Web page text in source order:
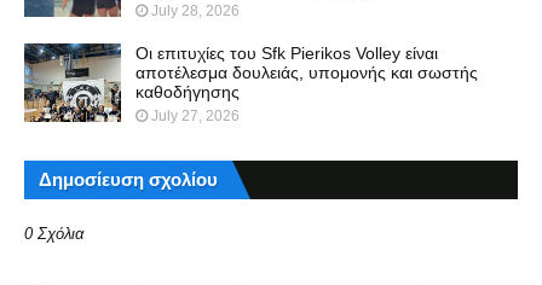
July 28, 2026
Οι επιτυχίες του Sfk Pierikos Volley είναι
αποτέλεσμα δουλειάς, υπομονής και σωστής
καθοδήγησης
July 27, 2026
Δημοσίευση σχολίου
0 Σχόλια